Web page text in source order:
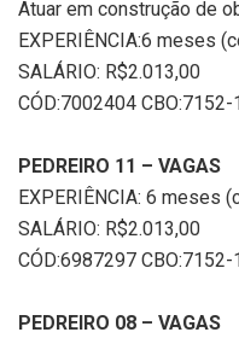
Atuar em construção de
EXPERIÊNCIA:6 meses
SALÁRIO: R$2.013,00
CÓD:7002404 CBO:7152-
PEDREIRO 11 – VAGAS
EXPERIÊNCIA: 6 meses
SALÁRIO: R$2.013,00
CÓD:6987297 CBO:7152-
PEDREIRO 08 – VAGAS